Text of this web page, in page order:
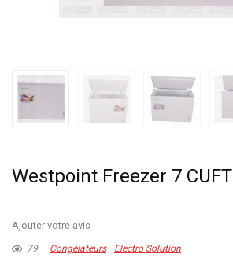
Westpoint Freezer 7 CUFT
Ajouter votre avis
79 Congélateurs Electro Solution